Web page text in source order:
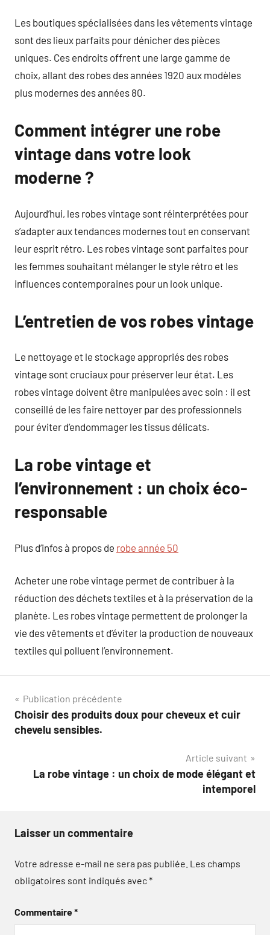
Les boutiques spécialisées dans les vêtements vintage
sont des lieux parfaits pour dénicher des pièces
uniques. Ces endroits offrent une large gamme de
choix, allant des robes des années 1920 aux modèles
plus modernes des années 80.
Comment intégrer une robe
vintage dans votre look
moderne ?
Aujourd’hui, les robes vintage sont réinterprétées pour
s’adapter aux tendances modernes tout en conservant
leur esprit rétro. Les robes vintage sont parfaites pour
les femmes souhaitant mélanger le style rétro et les
influences contemporaines pour un look unique.
L’entretien de vos robes vintage
Le nettoyage et le stockage appropriés des robes
vintage sont cruciaux pour préserver leur état. Les
robes vintage doivent être manipulées avec soin : il est
conseillé de les faire nettoyer par des professionnels
pour éviter d’endommager les tissus délicats.
La robe vintage et
l’environnement : un choix éco-
responsable
Plus d’infos à propos de robe année 50
Acheter une robe vintage permet de contribuer à la
réduction des déchets textiles et à la préservation de la
planète. Les robes vintage permettent de prolonger la
vie des vêtements et d’éviter la production de nouveaux
textiles qui polluent l’environnement.
Navigation
de
Publication précédente
Choisir des produits doux pour cheveux et cuir
chevelu sensibles.
Article suivant
La robe vintage : un choix de mode élégant et
intemporel
Laisser un commentaire
Votre adresse e-mail ne sera pas publiée. Les champs
obligatoires sont indiqués avec*
Commentaire*